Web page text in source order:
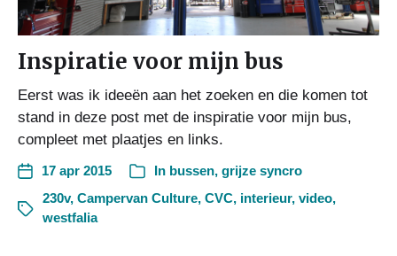
Inspiratie voor mijn bus
Eerst was ik ideeën aan het zoeken en die komen tot
stand in deze post met de inspiratie voor mijn bus,
compleet met plaatjes en links.
17 apr 2015 In bussen, grijze syncro
230v, Campervan Culture, CVC, interieur, video,
westfalia